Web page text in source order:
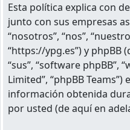
Esta política explica con
junto con sus empresas
“nosotros”, “nos”,
“https://ypg.es”) y phpBB
“sus”, “software phpBB”,
Limited”, “phpBB
información obtenida
por usted (de aquí en